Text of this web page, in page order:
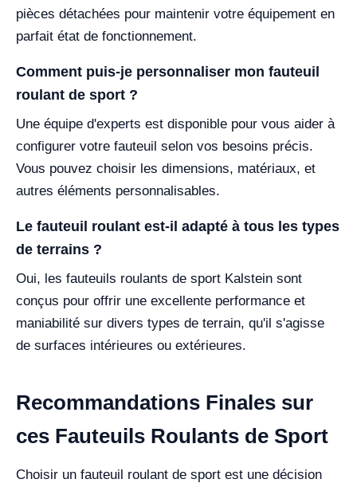
pièces détachées pour maintenir votre équipement en
parfait état de fonctionnement.
Comment puis-je personnaliser mon fauteuil
roulant de sport ?
Une équipe d'experts est disponible pour vous aider à
configurer votre fauteuil selon vos besoins précis.
Vous pouvez choisir les dimensions, matériaux, et
autres éléments personnalisables.
Le fauteuil roulant est-il adapté à tous les types
de terrains ?
Oui, les fauteuils roulants de sport Kalstein sont
conçus pour offrir une excellente performance et
maniabilité sur divers types de terrain, qu'il s'agisse
de surfaces intérieures ou extérieures.
Recommandations Finales sur
ces Fauteuils Roulants de Sport
Choisir un fauteuil roulant de sport est une décision